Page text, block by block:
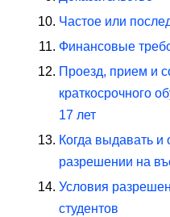
Частое или
Финансовые
Проезд, прием и
краткосрочного
17 лет
Когда выдавать и
разрешении на
Условия
студентов